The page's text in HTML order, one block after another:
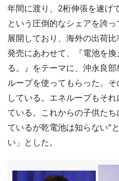
年間に渡り、2桁伸張を遂げ
という圧倒的なシェアを誇
展開しており、海外の出荷
発売にあわせて、『電池を
る。』をテーマに、沖永良
ループを使ってもらった。
している。エネループもそ
ている。これからの子供た
ているが乾電池は知らない"
い」とした。